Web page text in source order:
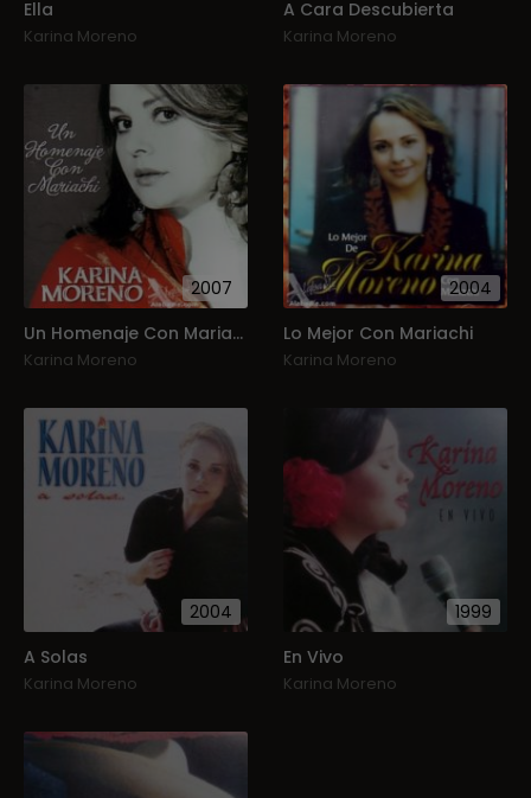
Ella
Karina Moreno
A Cara Descubierta
Karina Moreno
2007
Un Homenaje Con Mariachi
Karina Moreno
2004
Lo Mejor Con Mariachi
Karina Moreno
2004
A Solas
Karina Moreno
1999
En Vivo
Karina Moreno